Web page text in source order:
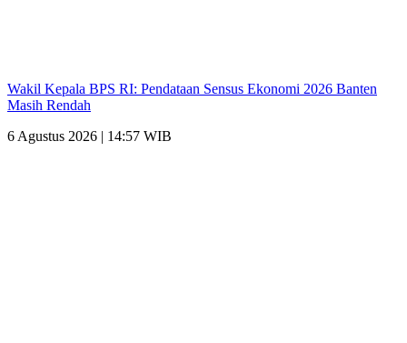
Wakil Kepala BPS RI: Pendataan Sensus Ekonomi 2026 Banten
Masih Rendah
6 Agustus 2026 | 14:57 WIB